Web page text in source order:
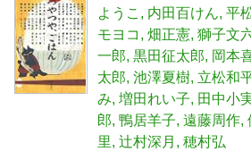
ようこ
内田百けん 平
モヨコ
畑正憲 獅子文
一郎 黒田征太郎 岡本
太郎 池澤夏樹 立松和
み 増田れい子 田中小
郎 鴨居羊子 遠藤周作
里 辻村深月 穂村弘